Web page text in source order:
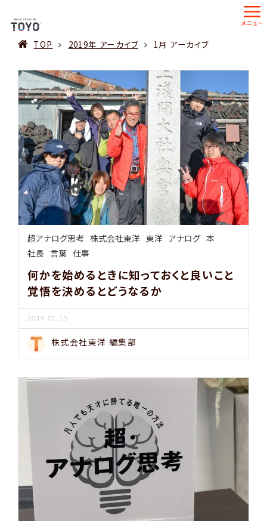
TOP 2019年 アーカイブ 1月 アーカイブ
超アナログ思考 株式会社東洋 東洋 アナログ 本
社長 言葉 仕事
何かを始めるときに知っておくと良いこと
覚悟を決めるとどうなるか
2019.01.15
株式会社東洋 編集部